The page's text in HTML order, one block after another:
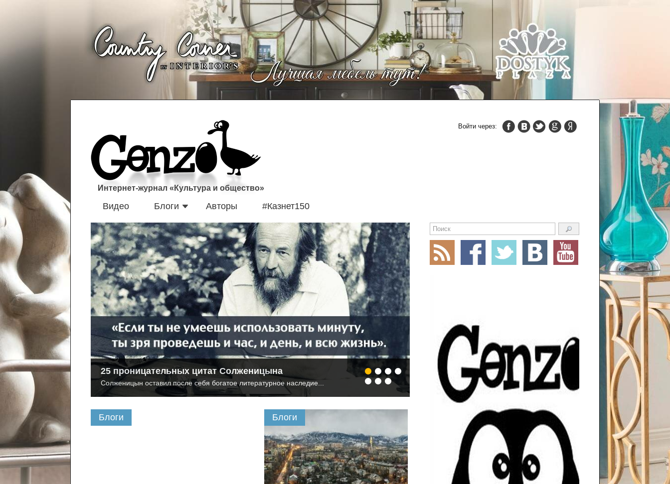
Интернет-журнал «Культура и общество»
Видео Блоги Авторы #Казнет150
Войти через:
25 проницательных цитат Солженицына
Солженицын оставил после себя богатое литературное наследие...
Самые потрясающие места на Земле
От этих фотографий захватывает дух
Блоги Блоги